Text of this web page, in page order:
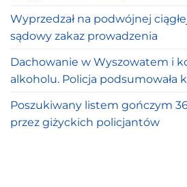
Wyprzedzał na podwójnej
sądowy zakaz prowadzenia
Dachowanie w Wyszowatem i
alkoholu. Policja podsumowała
Poszukiwany listem gończym
przez giżyckich policjantów